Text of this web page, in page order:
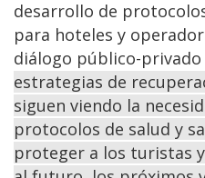
desarrollo de
para hoteles y
diálogo público-
estrategias de
siguen viendo la
protocolos de salud y
proteger a los turistas